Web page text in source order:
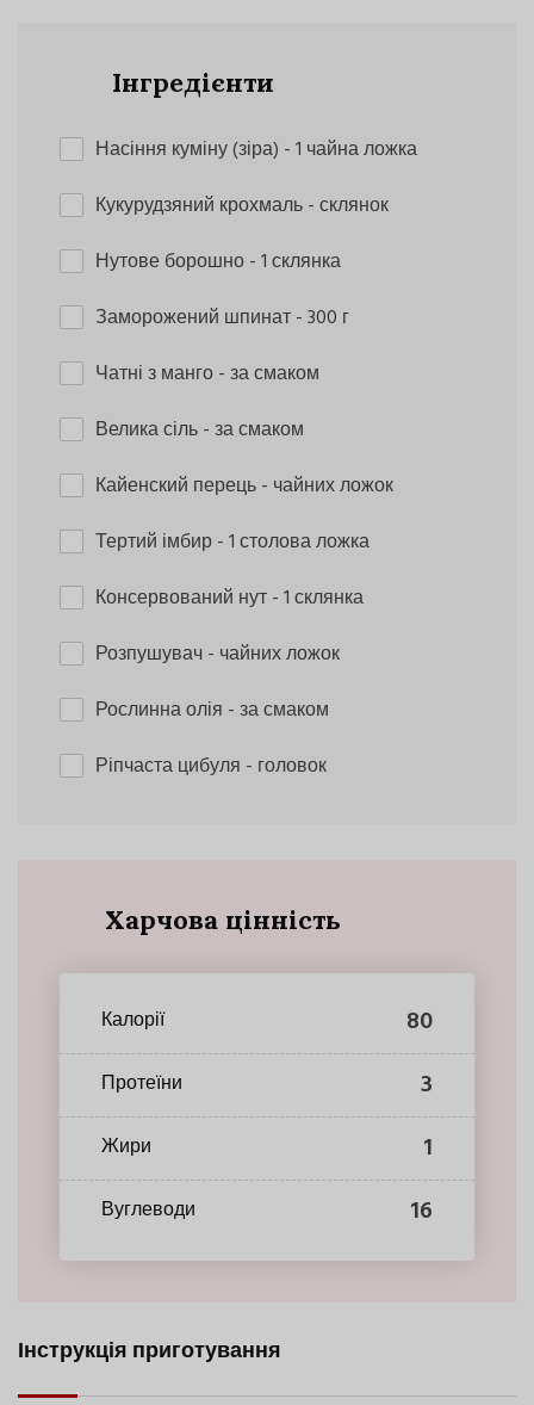
Інгредієнти
Насіння куміну (зіра) - 1 чайна ложка
Кукурудзяний крохмаль- склянок
Нутове борошно- 1 склянка
Заморожений шпинат- 300 г
Чатні з манго- за смаком
Велика сіль- за смаком
Кайенский перець- чайних ложок
Тертий імбир- 1 столова ложка
Консервований нут- 1 склянка
Розпушувач- чайних ложок
Рослинна олія - за смаком
Ріпчаста цибуля - головок
Харчова цінність
Калорії 80
Протеїни 3
Жири 1
Вуглеводи 16
Інструкція приготування